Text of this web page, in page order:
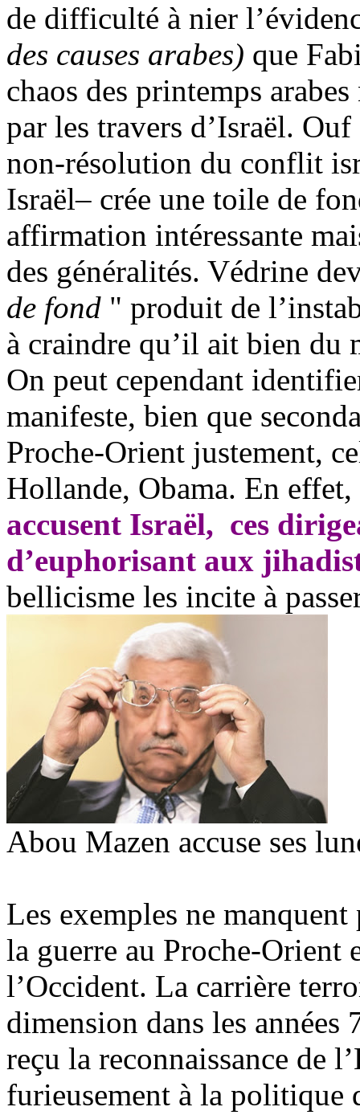
de difficulté à nier
des causes arabes) que
chaos des printemps
par les travers d’Israël.
non-résolution du conflit
Israël– crée une toile de
affirmation intéressante
des généralités. Védrine
de fond " produit de
à craindre qu’il ait bien du
On peut cependant
manifeste, bien que
Proche-Orient justement,
Hollande, Obama. En effet,
accusent Israël, ces
d’euphorisant aux
bellicisme les incite à
Abou Mazen accuse ses
Les exemples ne
la guerre au Proche-Orient
l’Occident. La carrière
dimension dans les
reçu la reconnaissance de
furieusement à la politique